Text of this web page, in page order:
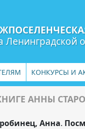
Ленинградской
КОНКУРСЫ И
АННЫ
Анна.